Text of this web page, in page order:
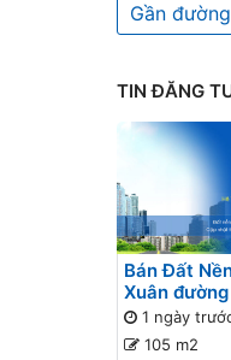
Gần
TIN ĐĂNG
Bán Đất
Xuân
B2-95 lô 9x
1 ngày
105 m2